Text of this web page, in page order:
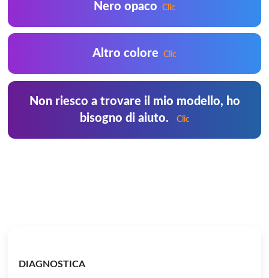
Nero opaco Clic
Altro colore Clic
Non riesco a trovare il mio modello, ho
bisogno di aiuto.
Clic
DIAGNOSTICA